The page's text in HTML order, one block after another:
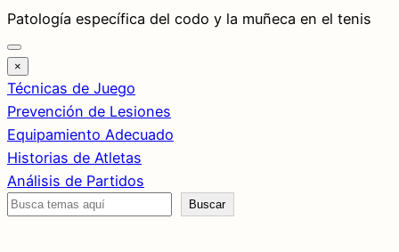
Saltar
al
contenido
Patología específica del codo y la muñeca en el tenis
×
Técnicas de Juego
Prevención de Lesiones
Equipamiento Adecuado
Historias de Atletas
Análisis de Partidos
Buscar
Buscar